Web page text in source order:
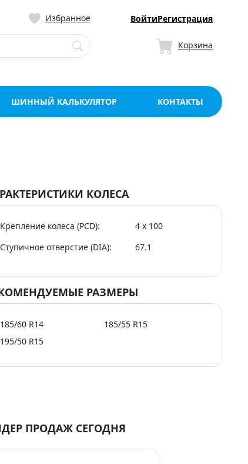
со склада в
Избранное ВойтиРегистрация
Корзина
ШИННЫЙ КАЛЬКУЛЯТОР КОНТАКТЫ
КОЛЕСА
Крепление колеса (PCD):
4 x 100
Ступичное отверстие (DIA):
67.1
РАЗМЕРЫ
185/60 R14
185/55 R15
195/50 R15
ПРОДАЖ СЕГОДНЯ